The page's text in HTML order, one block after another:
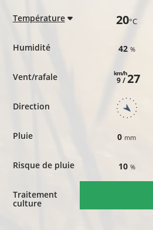
Température
Humidité
Vent/rafale
Direction
Pluie
Risque de pluie
Traitement
culture
20°C
42 %
9 /
km/h27
0 mm
10 %